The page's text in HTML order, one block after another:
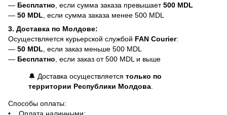
— Бесплатно , если сумма заказа превышает500 MDL
— 50 MDL , если сумма заказа менее 500 MDL
3. Доставка по Молдове:
Осуществляется курьерской службой FAN Courier:
— 50 MDL , если заказ меньше 500 MDL
— Бесплатно , если заказ от 500 MDL и выше
🔔 Доставка осуществляется только по
территории Республики Молдова
Способы оплаты:
• Оплата наличными: